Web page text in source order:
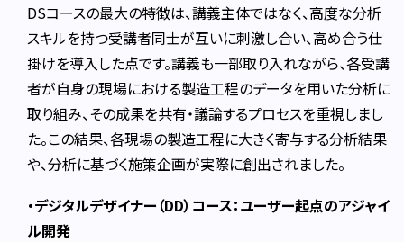
DSコースの最大の特徴は、講義主体ではなく、高度な分析
スキルを持つ受講者同士が互いに刺激し合い、高め合う仕
掛けを導入した点です。講義も一部取り入れながら、各受講
者が自身の現場における製造工程のデータを用いた分析に
取り組み、その成果を共有・議論するプロセスを重視しまし
た。この結果、各現場の製造工程に大きく寄与する分析結果
や、分析に基づく施策企画が実際に創出されました。
・デジタルデザイナー（DD）コース：ユーザー起点のアジャイ
ル開発